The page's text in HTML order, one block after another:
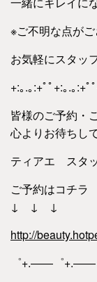
※ご不明な点がご
お気軽にスタッ
+:｡.｡:+ﾟﾟ+:｡.｡:+ﾟ
皆様のご予約・
心よりお待ちし
ティアエ スタ
ご予約はコチラ
↓ ↓ ↓
http://
゜+.――゜